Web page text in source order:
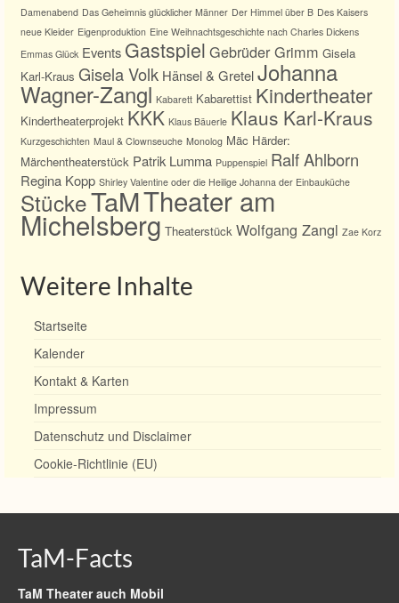
Damenabend Das Geheimnis glücklicher Männer Der Himmel über B Des Kaisers
neue Kleider Eigenproduktion Eine Weihnachtsgeschichte nach Charles Dickens
Emmas Glück Events Gastspiel Gebrüder Grimm Gisela
Karl-Kraus Gisela Volk Hänsel & GretelJohanna
Wagner-Zangl Kabarett Kabarettist Kindertheater
Kindertheaterprojekt KKK Klaus Bäuerle Klaus Karl-Kraus
Kurzgeschichten Maul & Clownseuche Monolog Mäc Härder:
Märchentheaterstück Patrik Lumma Puppenspiel Ralf Ahlborn
Regina Kopp Shirley Valentine oder die Heilige Johanna der Einbauküche
StückeTaMTheater am
Michelsberg Theaterstück Wolfgang Zangl Zae Korz
Weitere Inhalte
Startseite
Kalender
Kontakt & Karten
Impressum
Datenschutz und Disclaimer
Cookie-Richtlinie (EU)
TaM-Facts
TaM Theater auch Mobil